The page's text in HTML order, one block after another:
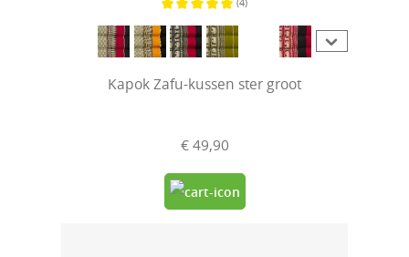
(4)
Kapok Zafu-kussen ster groot
€ 49,90